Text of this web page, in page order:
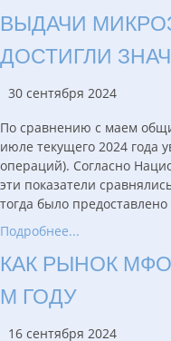
ВЫДАЧИ
ДОСТИГЛИ
30 сентября 2024
По сравнению с маем
июле текущего 2024 года
операций). Согласно
эти показатели
тогда было
Подробнее...
КАК РЫНОК
М ГОДУ
16 сентября 2024